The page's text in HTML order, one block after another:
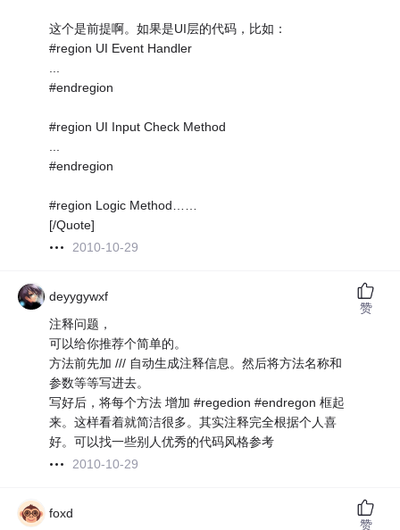
这个是前提啊。如果是UI层的代码，比如：
#region UI Event Handler
...
#endregion
#region UI Input Check Method
...
#endregion
#region Logic Method……
[/Quote]
2010-10-29
deyygywxf
注释问题，
可以给你推荐个简单的。
方法前先加 /// 自动生成注释信息。然后将方法名称和
参数等等写进去。
写好后，将每个方法 增加 #regedion #endregon 框起
来。这样看着就简洁很多。其实注释完全根据个人喜
好。可以找一些别人优秀的代码风格参考
2010-10-29
赞
foxd
赞